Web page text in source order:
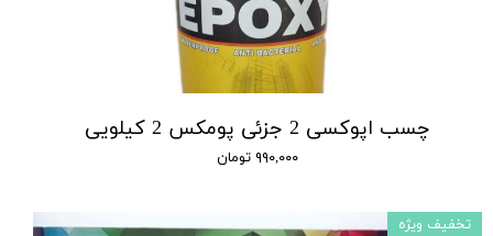
چسب اپوکسی 2 جزئی پومکس 2 کیلویی
۹۹۰,۰۰۰ تومان
تخفیف ویژه